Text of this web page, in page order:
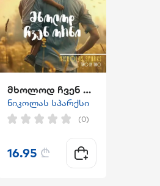
მხოლოდ ჩვენ ორნი
ნიკოლას სპარქსი
(0)
16.95 ₾